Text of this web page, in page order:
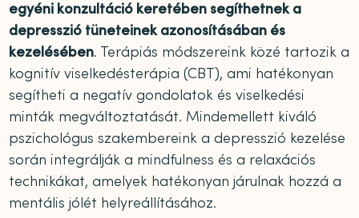
egyéni konzultáció keretében segíthetnek a
depresszió tüneteinek azonosításában és
kezelésében. Terápiás módszereink közé tartozik a
kognitív viselkedésterápia (CBT), ami hatékonyan
segítheti a negatív gondolatok és viselkedési
minták megváltoztatását. Mindemellett kiváló
pszichológus szakembereink a depresszió kezelése
során integrálják a mindfulness és a relaxációs
technikákat, amelyek hatékonyan járulnak hozzá a
mentális jólét helyreállításához.